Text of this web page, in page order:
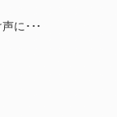
に･･･